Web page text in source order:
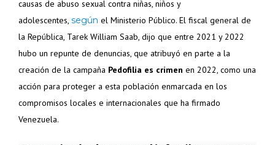
causas de abuso sexual contra niñas, niños y
adolescentes, según el Ministerio Público. El fiscal general de
la República, Tarek William Saab, dijo que entre 2021 y 2022
hubo un repunte de denuncias, que atribuyó en parte a la
creación de la campaña Pedofilia es crimen en 2022, como una
acción para proteger a esta población enmarcada en los
compromisos locales e internacionales que ha firmado
Venezuela.